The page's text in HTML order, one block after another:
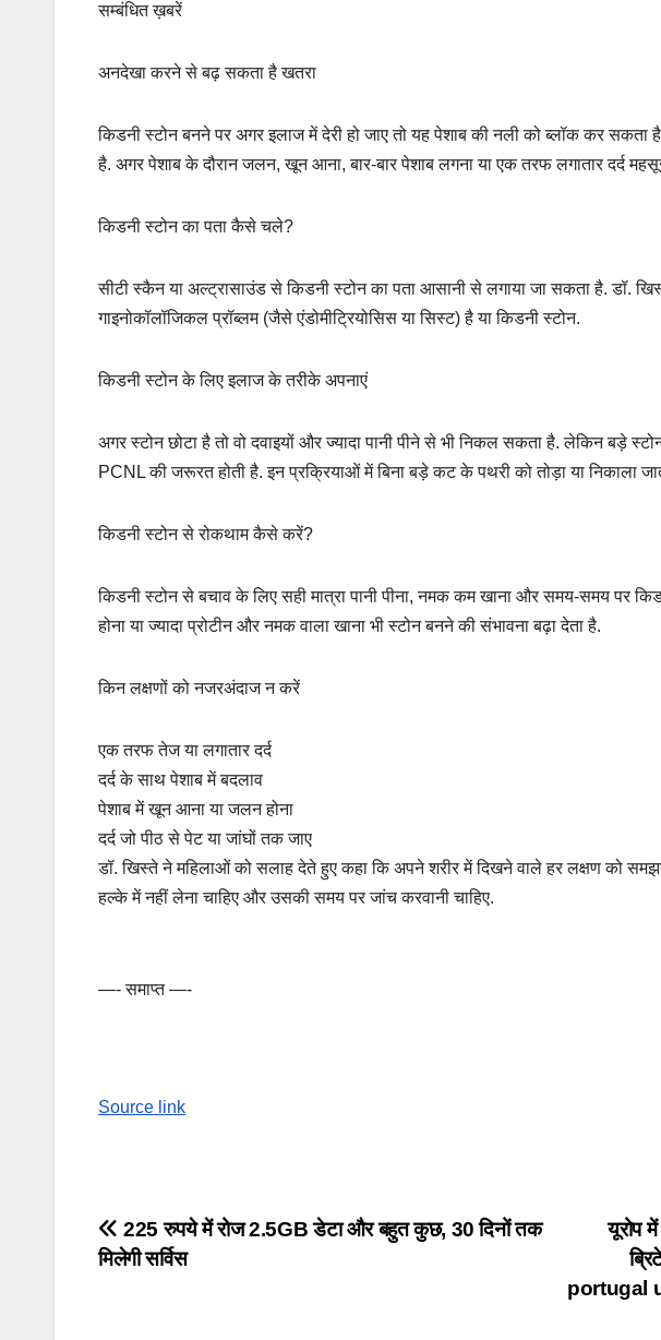
सम्बंधित ख़बरें
अनदेखा करने से बढ़ सकता है खतरा
किडनी स्टोन बनने पर अगर इलाज में देरी हो जाए तो यह पेशाब की नली को ब्लॉक कर
है. अगर पेशाब के दौरान जलन, खून आना, बार-बार पेशाब लगना या एक तरफ लगातार दर्द
किडनी स्टोन का पता कैसे चले?
सीटी स्कैन या अल्ट्रासाउंड से किडनी स्टोन का पता आसानी से लगाया जा सकता है. डॉ.
गाइनोकॉलॉजिकल प्रॉब्लम (जैसे एंडोमीट्रियोसिस या सिस्ट) है या किडनी स्टोन.
किडनी स्टोन के लिए इलाज के तरीके अपनाएं
अगर स्टोन छोटा है तो वो दवाइयों और ज्यादा पानी पीने से भी निकल सकता है. लेकिन बड़े
PCNL की जरूरत होती है. इन प्रक्रियाओं में बिना बड़े कट के पथरी को तोड़ा या निकाला
किडनी स्टोन से रोकथाम कैसे करें?
किडनी स्टोन से बचाव के लिए सही मात्रा पानी पीना, नमक कम खाना और समय-समय पर
होना या ज्यादा प्रोटीन और नमक वाला खाना भी स्टोन बनने की संभावना बढ़ा देता है.
किन लक्षणों को नजरअंदाज न करें
एक तरफ तेज या लगातार दर्द
दर्द के साथ पेशाब में बदलाव
पेशाब में खून आना या जलन होना
दर्द जो पीठ से पेट या जांघों तक जाए
डॉ. खिस्ते ने महिलाओं को सलाह देते हुए कहा कि अपने शरीर में दिखने वाले हर लक्षण को
हल्के में नहीं लेना चाहिए और उसकी समय पर जांच करवानी चाहिए.
—- समाप्त —-
Source link
Post
यूरोप
portugal
225 रुपये में रोज 2.5GB डेटा और बहुत कुछ, 30 दिनों तक
मिलेगी सर्विस